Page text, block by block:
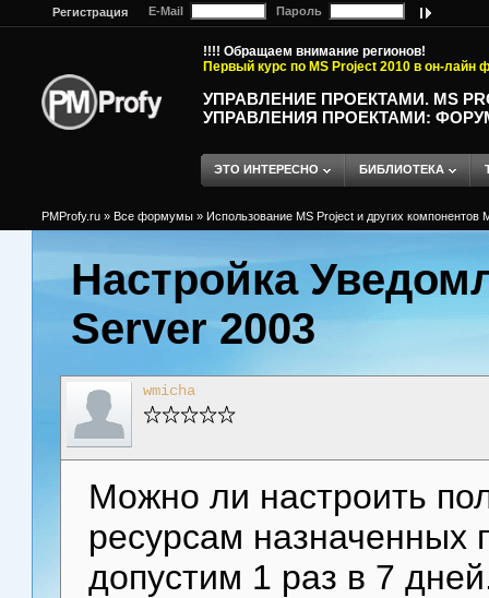
Регистрация E-Mail Пароль
!!!! Обращаем внимание регионов!
Первый курс по MS Project 2010 в он-лайн
УПРАВЛЕНИЕ ПРОЕКТАМИ. MS
УПРАВЛЕНИЯ ПРОЕКТАМИ:
ЭТО ИНТЕРЕСНО БИБЛИОТЕКА
PMProfy.ru » Все формумы » Использование MS Project и других компонентов
Настройка
Server 2003
wmicha
Можно ли настроить
ресурсам назначенных
допустим 1 раз в 7